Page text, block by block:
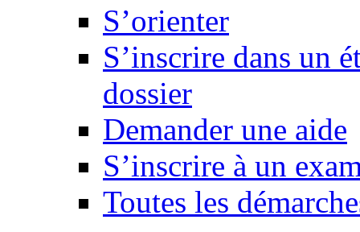
S’orienter
S’inscrire dans un
dossier
Demander une aide
S’inscrire à un
Toutes les